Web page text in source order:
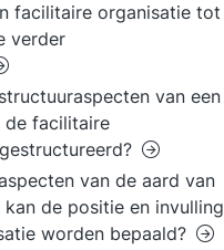
facilitaire organisatie tot
verder
van een
de facilitaire
van de aard van
de positie en invulling
worden bepaald?